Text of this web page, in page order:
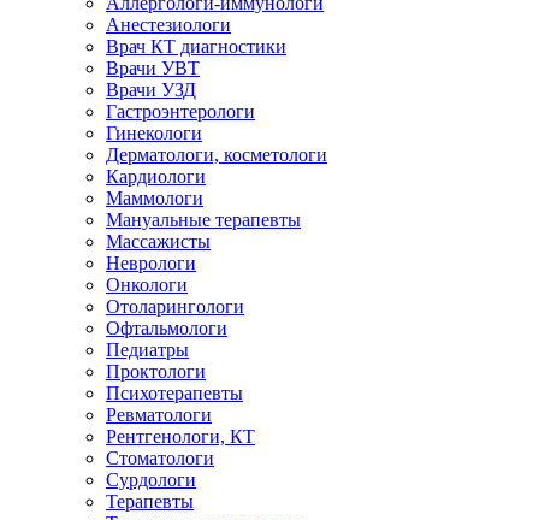
Анестезиологи
Врач КТ диагностики
Врачи УВТ
Врачи УЗД
Гастроэнтерологи
Гинекологи
Дерматологи, косметологи
Кардиологи
Маммологи
Мануальные терапевты
Массажисты
Неврологи
Онкологи
Отоларингологи
Офтальмологи
Педиатры
Проктологи
Психотерапевты
Ревматологи
Рентгенологи, КТ
Стоматологи
Сурдологи
Терапевты